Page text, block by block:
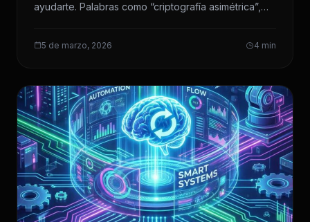
ayudarte. Palabras como “criptografía asimétrica”,
5 de marzo, 2026 4 min